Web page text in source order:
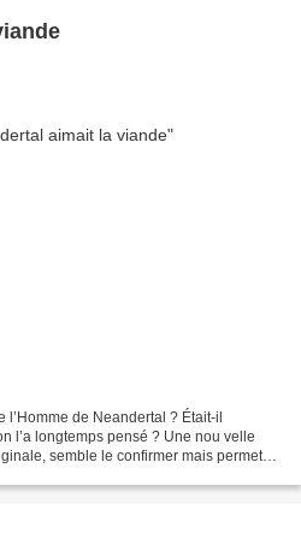
de Neandertal ? Était-il
l’a longtemps pensé ? Une nou velle
semble le confirmer mais permet